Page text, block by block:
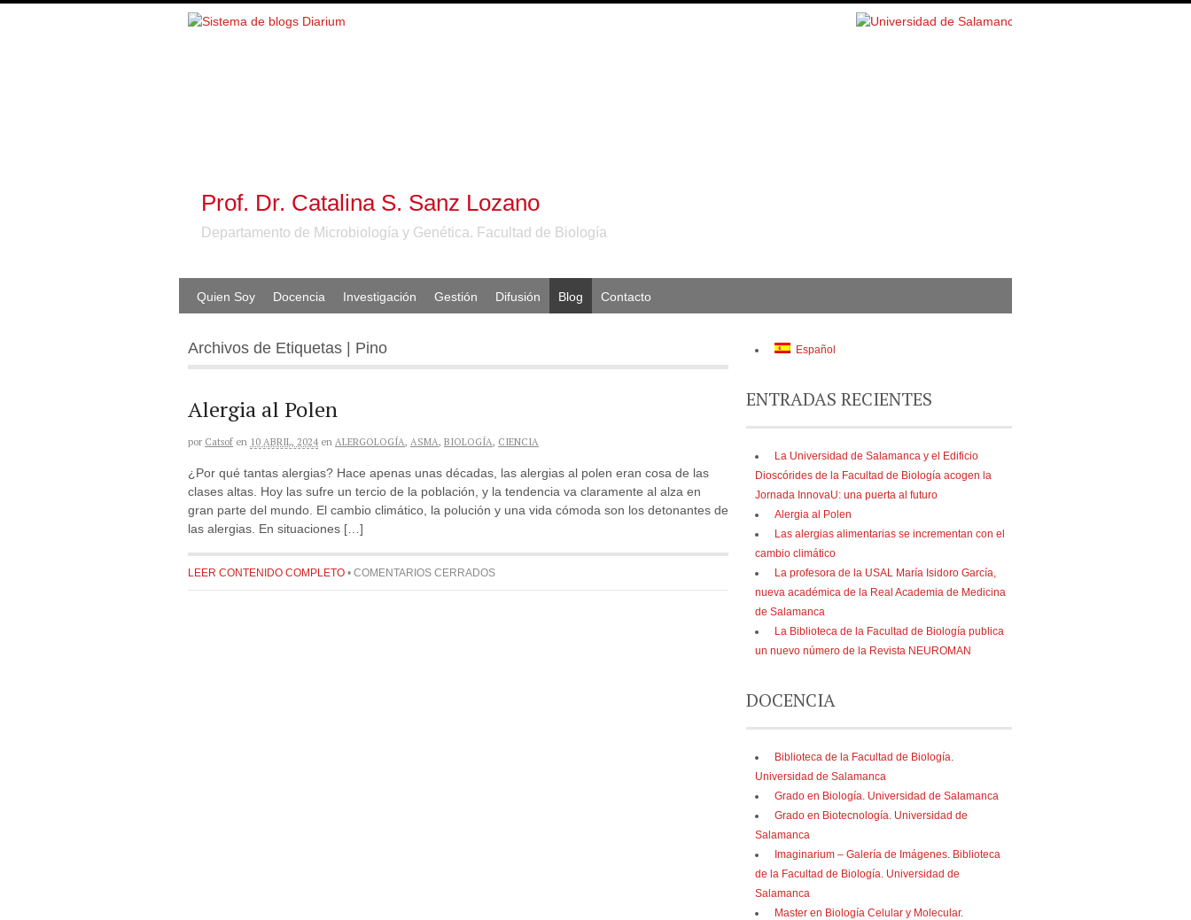
Prof. Dr. Catalina S. Sanz Lozano
Departamento de Microbiología y Genética. Facultad de Biología
Quien Soy Docencia Investigación Gestión Difusión Blog Contacto
Archivos de Etiquetas | Pino
Alergia al Polen
por Catsof en 10 ABRIL, 2024 en ALERGOLOGÍA, ASMA, BIOLOGÍA, CIENCIA
¿Por qué tantas alergias? Hace apenas unas décadas, las alergias al polen eran cosa de las
clases altas. Hoy las sufre un tercio de la población, y la tendencia va claramente al alza en
gran parte del mundo. El cambio climático, la polución y una vida cómoda son los detonantes de
las alergias. En situaciones […]
LEER CONTENIDO COMPLETO • COMENTARIOS CERRADOS
Español
ENTRADAS RECIENTES
La Universidad de Salamanca y el Edificio
Dioscórides de la Facultad de Biología acogen la
Jornada InnovaU: una puerta al futuro
Alergia al Polen
Las alergias alimentarias se incrementan con el
cambio climático
La profesora de la USAL María Isidoro García,
nueva académica de la Real Academia de Medicina
de Salamanca
La Biblioteca de la Facultad de Biología publica
un nuevo número de la Revista NEUROMAN
DOCENCIA
Biblioteca de la Facultad de Biología.
Universidad de Salamanca
Grado en Biología. Universidad de Salamanca
Grado en Biotecnología. Universidad de
Salamanca
Imaginarium – Galería de Imágenes. Biblioteca
de la Facultad de Biología. Universidad de
Salamanca
Master en Biología Celular y Molecular.